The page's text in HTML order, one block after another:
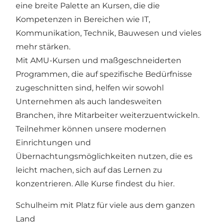
eine breite Palette an Kursen, die die
Kompetenzen in Bereichen wie IT,
Kommunikation, Technik, Bauwesen und vieles
mehr stärken.
Mit AMU-Kursen und maßgeschneiderten
Programmen, die auf spezifische Bedürfnisse
zugeschnitten sind, helfen wir sowohl
Unternehmen als auch landesweiten
Branchen, ihre Mitarbeiter weiterzuentwickeln.
Teilnehmer können unsere modernen
Einrichtungen und
Übernachtungsmöglichkeiten nutzen, die es
leicht machen, sich auf das Lernen zu
konzentrieren. Alle Kurse findest du hier.
Schulheim mit Platz für viele aus dem ganzen
Land